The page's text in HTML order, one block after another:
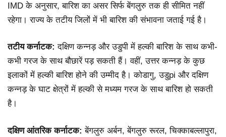
IMD के अनुसार, बारिश का असर सिर्फ बेंगलुरु तक ही सीमित नहीं
रहेगा। राज्य के तटीय जिलों में भी बारिश की संभावना जताई गई है।
तटीय कर्नाटक: दक्षिण कन्नड़ और उडुपी में हल्की बारिश के साथ कभी-
कभी गरज के साथ बौछारें पड़ सकती हैं। वहीं, उत्तर कन्नड़ के कुछ
इलाकों में हल्की बारिश होने की उम्मीद है। कोडागु, उडुpi और दक्षिण
कन्नड़ के घाट क्षेत्रों में हल्की से मध्यम गरज के साथ बारिश हो सकती
है।
दक्षिण आंतरिक कर्नाटक: बेंगलुरु अर्बन, बेंगलुरु रूरल, चिक्काबल्लापुरा,